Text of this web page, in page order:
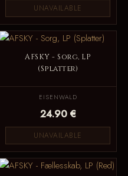
UNAVAILABLE
AFSKY - Sorg, LP
(Splatter)
EISENWALD
24.90 €
UNAVAILABLE